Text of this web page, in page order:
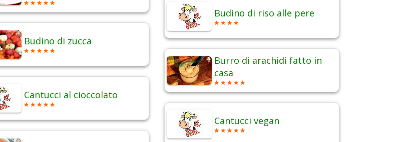
Budino di riso alle pere
Budino di zucca
Burro di arachidi fatto in
casa
Cantucci al cioccolato
Cantucci vegan